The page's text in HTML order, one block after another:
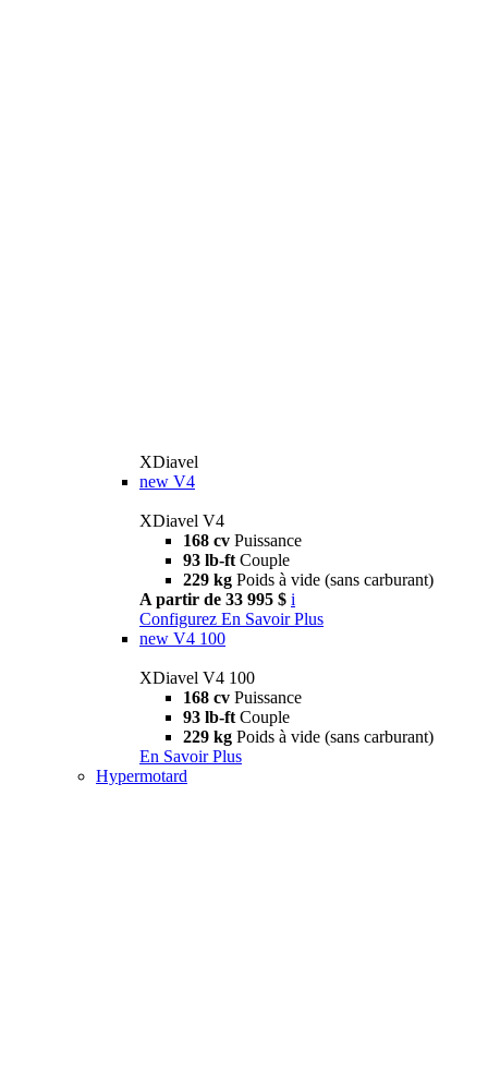
XDiavel
new V4
XDiavel V4
168 cv Puissance
93 lb-ft Couple
229 kg Poids à vide (sans carburant)
A partir de 33 995 $ i
Configurez En Savoir Plus
new V4 100
XDiavel V4 100
168 cv Puissance
93 lb-ft Couple
229 kg Poids à vide (sans carburant)
En Savoir Plus
Hypermotard